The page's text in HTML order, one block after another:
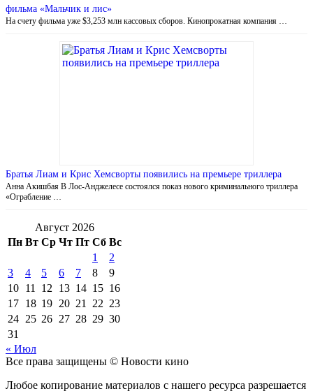
фильма «Мальчик и лис»
На счету фильма уже $3,253 млн кассовых сборов. Кинопрокатная компания …
Братья Лиам и Крис Хемсворты появились на премьере триллера
Анна Акишбая В Лос-Анджелесе состоялся показ нового криминального триллера
«Ограбление …
Август 2026
Пн Вт Ср Чт Пт Сб Вс
1
2
3
4 5 6 7 8
9
10 11 12 13 14 15 16
17 18 19 20 21 22 23
24 25 26 27 28 29 30
31
« Июл
Все права защищены © Новости кино
Любое копирование материалов с нашего ресурса разрешается